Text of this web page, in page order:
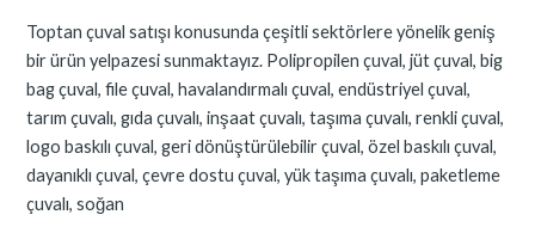
Toptan çuval satışı konusunda çeşitli sektörlere yönelik geniş
bir ürün yelpazesi sunmaktayız. Polipropilen çuval, jüt çuval, big
bag çuval, file çuval, havalandırmalı çuval, endüstriyel çuval,
tarım çuvalı, gıda çuvalı, inşaat çuvalı, taşıma çuvalı, renkli çuval,
logo baskılı çuval, geri dönüştürülebilir çuval, özel baskılı çuval,
dayanıklı çuval, çevre dostu çuval, yük taşıma çuvalı, paketleme
çuvalı, soğan
Fiyatları